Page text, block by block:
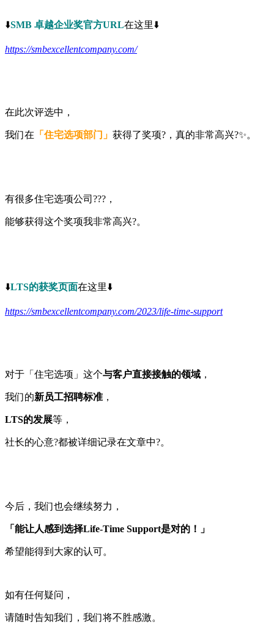
⬇️SMB 卓越企业奖官方URL在这里⬇️
https://smbexcellentcompany.com/
在此次评选中，
我们在 「住宅选项部门」 获得了奖项?，真的非常高兴?✨。
有很多住宅选项公司?‍??，
能够获得这个奖项我非常高兴?。
⬇️LTS的获奖页面在这里⬇️
https://smbexcellentcompany.com/2023/life-time-support
对于「住宅选项」这个与客户直接接触的领域 ，
我们的新员工招聘标准 ，
LTS的发展等，
社长的心意?都被详细记录在文章中?。
今后，我们也会继续努力，
「能让人感到选择Life-Time Support是对的！」
希望能得到大家的认可。
如有任何疑问，
请随时告知我们，我们将不胜感激。